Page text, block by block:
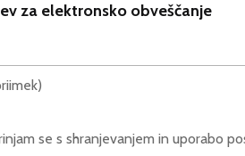
za elektronsko obveščanje
se s shranjevanjem in uporabo